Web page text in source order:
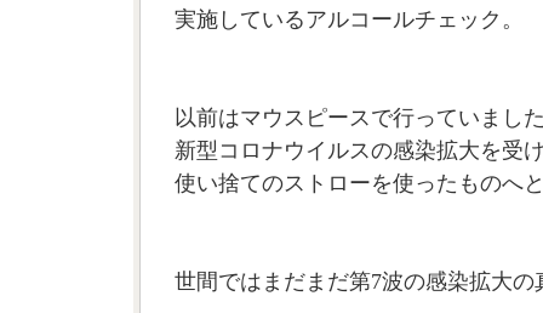
実施しているアルコールチェック。
以前はマウスピースで行っていまし
新型コロナウイルスの感染拡大を受
使い捨てのストローを使ったものへ
世間ではまだまだ第7波の感染拡大